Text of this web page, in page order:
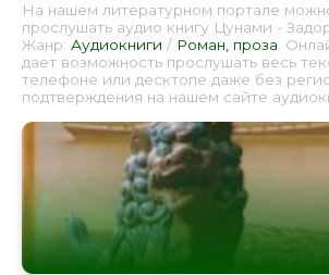
На нашем литературном портале
прослушать аудио книгу Цунами -
Жанр: Аудиокниги / Роман, проза .
дает возможность прослушать весь
телефоне или десктопе даже без
подтверждения на нашем сайте